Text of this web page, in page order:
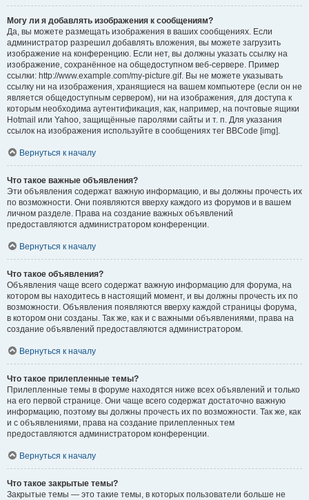
Могу ли я добавлять изображения к сообщениям?
Да, вы можете размещать изображения в ваших сообщениях. Если
администратор разрешил добавлять вложения, вы можете загрузить
изображение на конференцию. Если нет, вы должны указать ссылку на
изображение, сохранённое на общедоступном веб-сервере. Пример
ссылки: http://www.example.com/my-picture.gif. Вы не можете указывать
ссылку ни на изображения, хранящиеся на вашем компьютере (если он не
является общедоступным сервером), ни на изображения, для доступа к
которым необходима аутентификация, как, например, на почтовые ящики
Hotmail или Yahoo, защищённые паролями сайты и т. п. Для указания
ссылок на изображения используйте в сообщениях тег BBCode [img].
Вернуться к началу
Что такое важные объявления?
Эти объявления содержат важную информацию, и вы должны прочесть их
по возможности. Они появляются вверху каждого из форумов и в вашем
личном разделе. Права на создание важных объявлений
предоставляются администратором конференции.
Вернуться к началу
Что такое объявления?
Объявления чаще всего содержат важную информацию для форума, на
котором вы находитесь в настоящий момент, и вы должны прочесть их по
возможности. Объявления появляются вверху каждой страницы форума,
в котором они созданы. Так же, как и с важными объявлениями, права на
создание объявлений предоставляются администратором.
Вернуться к началу
Что такое прилепленные темы?
Прилепленные темы в форуме находятся ниже всех объявлений и только
на его первой странице. Они чаще всего содержат достаточно важную
информацию, поэтому вы должны прочесть их по возможности. Так же, как
и с объявлениями, права на создание прилепленных тем
предоставляются администратором конференции.
Вернуться к началу
Что такое закрытые темы?
Закрытые темы — это такие темы, в которых пользователи больше не